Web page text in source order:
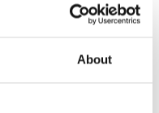
About
for the love
to
I saw him